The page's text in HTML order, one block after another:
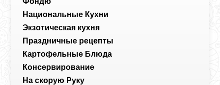
Национальные Кухни
Экзотическая кухня
Праздничные рецепты
Картофельные Блюда
Консервирование
На скорую Руку